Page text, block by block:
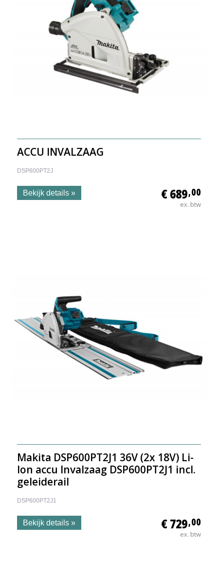
ACCU INVALZAAG
DSP600PT2J
€ 689,00
ex. btw
Bekijk details »
Makita DSP600PT2J1 36V (2x 18V) Li-
Ion accu Invalzaag DSP600PT2J1 incl.
geleiderail
DSP600PT2J1
€ 729,00
ex. btw
Bekijk details »